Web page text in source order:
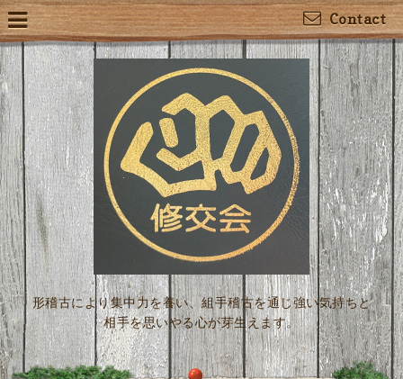
Contact
形稽古により集中力を養い、組手稽古を通じ強い気持ちと
相手を思いやる心が芽生えます。